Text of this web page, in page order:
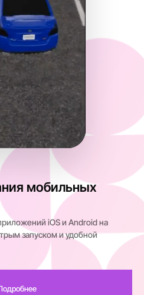
мобильных
iOS и Android на
запуском и удобной